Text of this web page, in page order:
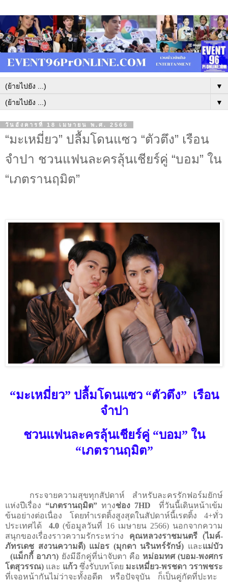
▼
▼
วันอังคารที่ 18 เมษายน พ.ศ. 2566
“มะเหมี่ยว” ปลื้มโดนแซว “ตัวตึง” เรือน
จำปา ชวนแฟนละครลุ้นเชียร์คู่ “บอม” ใน
“เภตรานฤมิต”
“มะเหมี่ยว” ปลื้มโดนแซว “ตัวตึง” เรือน
จำปา
ชวนแฟนละครลุ้นเชียร์คู่ “บอม” ใน
“เภตรานฤมิต”
กระจายความสุขทุกสัปดาห์ สำหรับละครรักฟอร์มยักษ์
แห่งปีเรื่อง “เภตรานฤมิต” ทางช่อง 7HD
ที่วันนี้เดินหน้าเข้ม
ข้นอย่างต่อเนื่อง โดยทำเรตติ้งสูงสุดในสัปดาห์นี้เรตติ้ง 4+ทั่ว
ประเทศได้
4.0 (ข้อมูลวันที่ 16 เมษายน 2566) นอกจากความ
สนุกของเรื่องราวความรักระหว่าง คุณหลวงราชมนตรี (ไมค์-
ภัทรเดช สงวนความดี) แม่อร (มุกดา นรินทร์รักษ์) และแม่บัว
(แม็กกี้ อาภา) ยังมีอีกคู่ที่น่าจับตา คือ หม่อมทศ (บอม-พงศกร
โตสุวรรณ) และ แก้ว ซึ่งรับบทโดย มะเหมี่ยว-พรชดา วราพชระ
ที่เจอหน้ากันไม่ว่าจะทั้งอดีต หรือปัจจุบัน ก็เป็นคู่กัดที่ปะทะ